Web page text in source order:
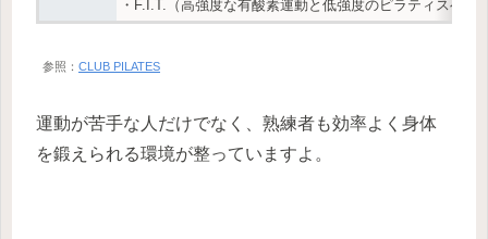
・F.I.T.（高強度な有酸素運動と低強度のピラティスベ
参照： CLUB PILATES
運動が苦手な人だけでなく、熟練者も効率よく身体
を鍛えられる環境が整っていますよ。